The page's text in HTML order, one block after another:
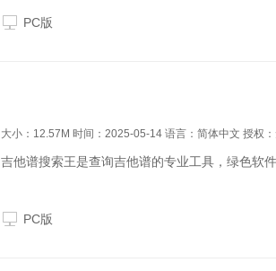
引擎一样准确地秒搜本地的各种文档，是您日
面搜索软件特色1....
PC版
大小：12.57M 时间：2025-05-14 语言：简体中文 授权
吉他谱搜索王是查询吉他谱的专业工具，绿色软
PC版